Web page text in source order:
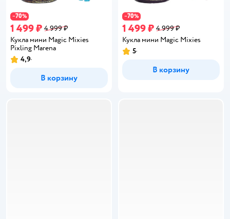
−70%
1 499 ₽ 4 999 ₽
Кукла мини Magic Mixies
Pixling Marena
Рейтинг:
4,9
В корзину
−70%
1 499 ₽ 4 999 ₽
Кукла мини Magic Mixies
Рейтинг:
5
В корзину